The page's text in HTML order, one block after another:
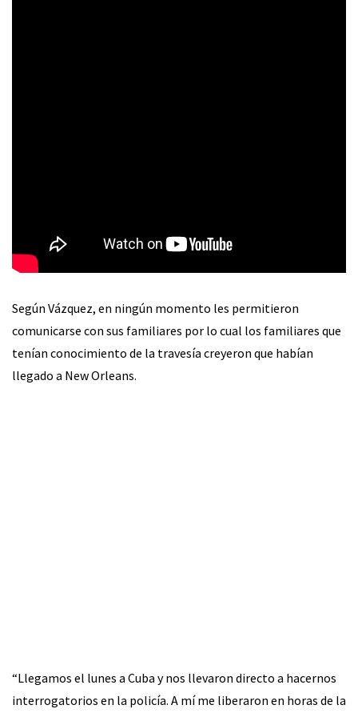
Según Vázquez, en ningún momento les permitieron
comunicarse con sus familiares por lo cual los familiares que
tenían conocimiento de la travesía creyeron que habían
llegado a New Orleans.
“Llegamos el lunes a Cuba y nos llevaron directo a hacernos
interrogatorios en la policía. A mí me liberaron en horas de la